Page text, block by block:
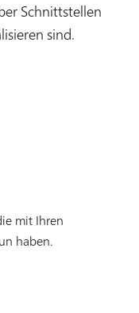
Schnittstellen
sind.
mit Ihren
haben.